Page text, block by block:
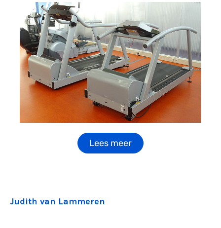
Lees meer
Judith van Lammeren